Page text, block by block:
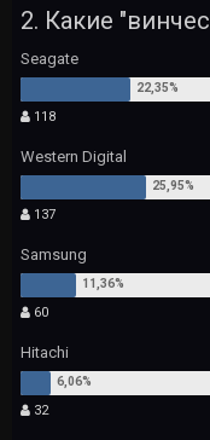
2. Какие
Seagate
118
Western Digital
137
Samsung
60
Hitachi
32